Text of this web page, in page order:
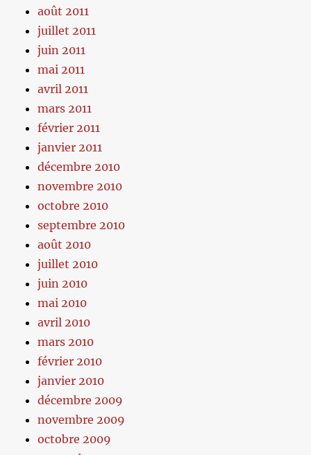
août 2011
juillet 2011
juin 2011
mai 2011
avril 2011
mars 2011
février 2011
janvier 2011
décembre 2010
novembre 2010
octobre 2010
septembre 2010
août 2010
juillet 2010
juin 2010
mai 2010
avril 2010
mars 2010
février 2010
janvier 2010
décembre 2009
novembre 2009
octobre 2009